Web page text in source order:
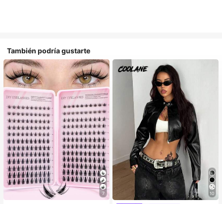
También podría gustarte
7
#1 Más vendidos
10